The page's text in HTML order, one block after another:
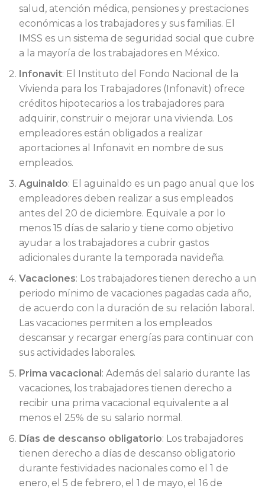
salud, atención médica, pensiones y prestaciones
económicas a los trabajadores y sus familias. El
IMSS es un sistema de seguridad social que cubre
a la mayoría de los trabajadores en México.
Infonavit: El Instituto del Fondo Nacional de la
Vivienda para los Trabajadores (Infonavit) ofrece
créditos hipotecarios a los trabajadores para
adquirir, construir o mejorar una vivienda. Los
empleadores están obligados a realizar
aportaciones al Infonavit en nombre de sus
empleados.
Aguinaldo: El aguinaldo es un pago anual que los
empleadores deben realizar a sus empleados
antes del 20 de diciembre. Equivale a por lo
menos 15 días de salario y tiene como objetivo
ayudar a los trabajadores a cubrir gastos
adicionales durante la temporada navideña.
Vacaciones: Los trabajadores tienen derecho a un
periodo mínimo de vacaciones pagadas cada año,
de acuerdo con la duración de su relación laboral.
Las vacaciones permiten a los empleados
descansar y recargar energías para continuar con
sus actividades laborales.
Prima vacacional: Además del salario durante las
vacaciones, los trabajadores tienen derecho a
recibir una prima vacacional equivalente a al
menos el 25% de su salario normal.
Días de descanso obligatorio: Los trabajadores
tienen derecho a días de descanso obligatorio
durante festividades nacionales como el 1 de
enero, el 5 de febrero, el 1 de mayo, el 16 de